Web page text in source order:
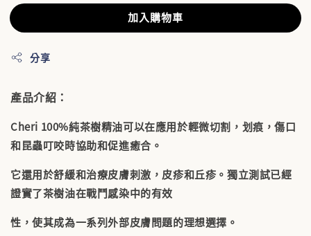
加入購物車
分享
產品介紹：
Cheri 100%純茶樹精油可以在應用於輕微切割，划痕，傷口
和昆蟲叮咬時協助和促進癒合。
它還用於舒緩和治療皮膚刺激，皮疹和丘疹。獨立測試已經
證實了茶樹油在戰鬥感染中的有效
性，使其成為一系列外部皮膚問題的理想選擇。